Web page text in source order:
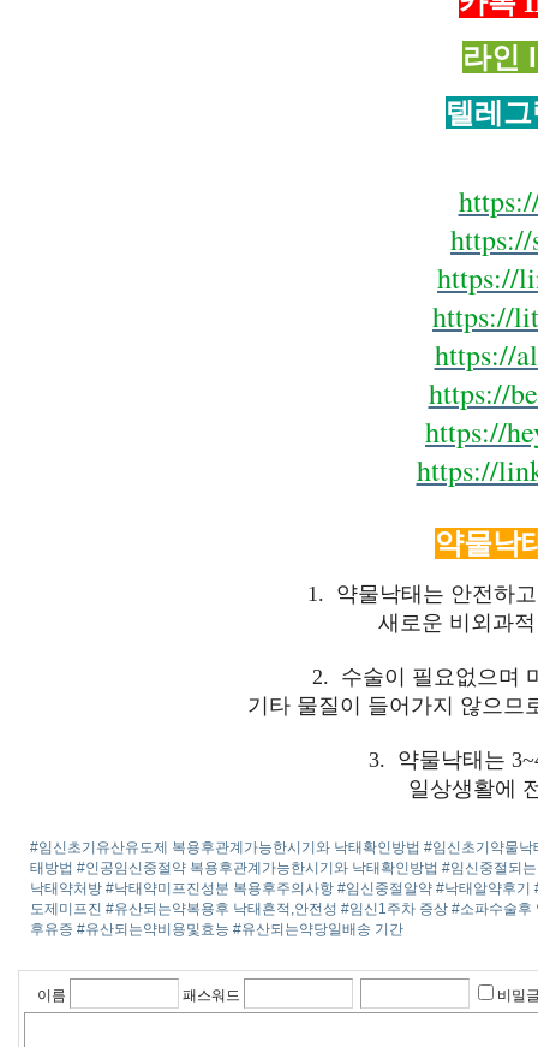
라인
텔레
https://
https://
https://
https://
https://
https://
약물낙
1. 약물낙태는 안전하
새로운 비외과
2. 수술이 필요없으며
기타 물질이 들어가지 않으므
3. 약물낙태는
일상생활에
#임신초기유산유도제 복용후관계가능한시기와 낙태확인방법 #임신초기약물
태방법 #인공임신중절약 복용후관계가능한시기와 낙태확인방법 #임신중절되
낙­태약처방 #낙태약미프진성분 복용후주의사항 #임신중절알약 #낙­태알약후기
도제미­프진 #유산되는약복용후 낙태흔적,안전성 #임신1주차 증상 #소파수술후
후유증 #유산되는약비용및효능 #유산되는약당일배송 기간
이름 패스워드 비밀